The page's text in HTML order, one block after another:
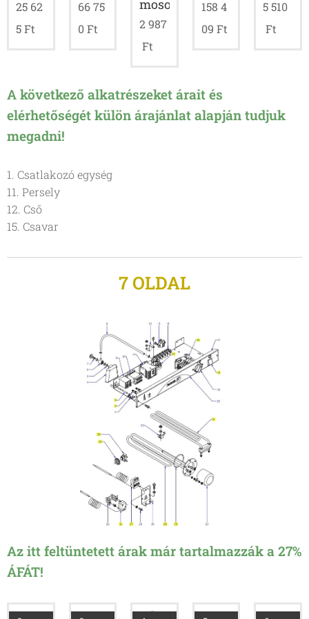
25 62
5Ft
66 75
0Ft
mosogatógéphez
2 987
Ft
158 4
09 Ft
5 510
Ft
A következő alkatrészeket árait és
elérhetőségét külön árajánlat alapján tudjuk
megadni!
1. Csatlakozó egység
11. Persely
12. Cső
15. Csavar
7 OLDAL
Az itt feltüntetett árak már tartalmazzák a 27%
ÁFÁT!